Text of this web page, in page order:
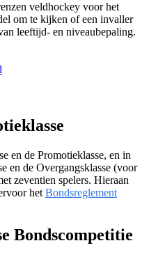
veldhockey voor het
om te kijken of een invaller
leeftijd- en niveaubepaling.
en de Promotieklasse, en in
en de Overgangsklasse (voor
zeventien spelers. Hieraan
het Bondsreglement
Bondscompetitie